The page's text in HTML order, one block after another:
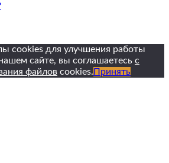
cookies для улучшения работы
сайте, вы соглашаетесь с
файлов cookies. Принять